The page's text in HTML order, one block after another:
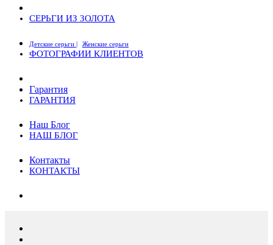
СЕРЬГИ ИЗ ЗОЛОТА
Детские серьги | Женские серьги
ФОТОГРАФИИ КЛИЕНТОВ
Гарантия
ГАРАНТИЯ
Наш Блог
НАШ БЛОГ
Контакты
КОНТАКТЫ